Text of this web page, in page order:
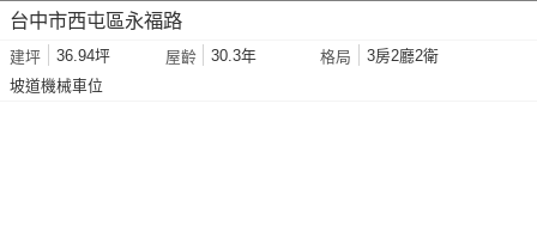
台中市西屯區永福路
建坪 36.94坪 屋齡 30.3年 格局
3房2廳2衛
坡道機械車位